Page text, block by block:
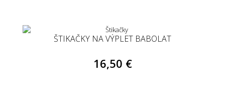
ŠTIKAČKY NA VÝPLET BABOLAT
16,50 €